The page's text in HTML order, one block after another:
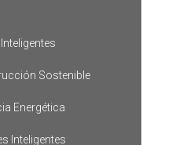
Sostenible
Energética
Inteligentes